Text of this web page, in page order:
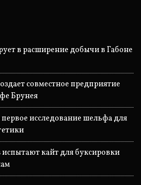
в расширение добычи в Габоне
совместное предприятие
Брунея
исследование шельфа для
кайт для буксировки